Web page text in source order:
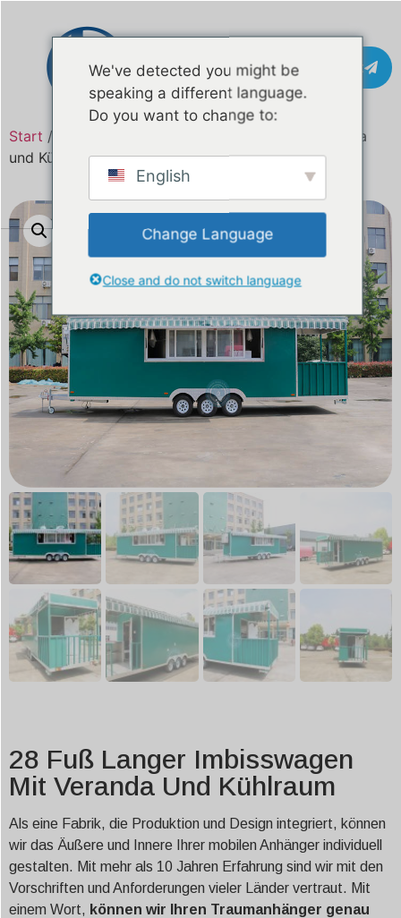
Kontakt
Start /
/ 28 Fuß Food-Anhänger mit Veranda
und Kühlraum
28 Fuß Langer Imbisswagen
Mit Veranda Und Kühlraum
Als eine Fabrik, die Produktion und Design integriert, können
wir das Äußere und Innere Ihrer mobilen Anhänger individuell
gestalten. Mit mehr als 10 Jahren Erfahrung sind wir mit den
Vorschriften und Anforderungen vieler Länder vertraut. Mit
einem Wort, können wir Ihren Traumanhänger genau
We've detected you might be
speaking a different language.
Do you want to change to:
English
Change Language
Close and do not switch language